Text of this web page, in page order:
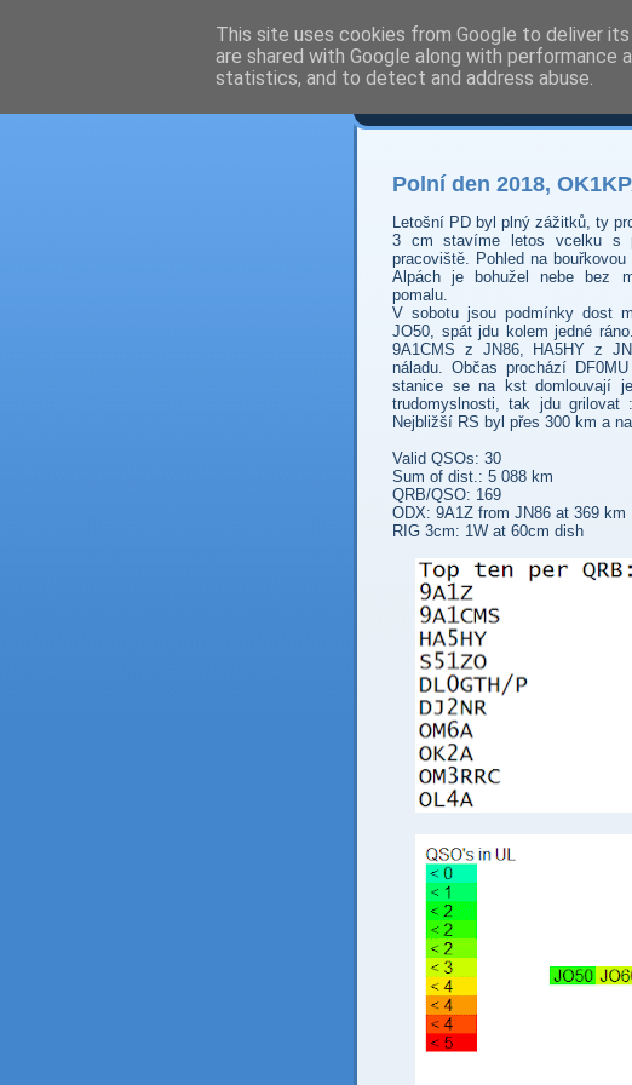
Prdec -
Polní den 2018,
Letošní PD byl plný zážitků, ty
3 cm stavíme letos vcelku s
pracoviště. Pohled na
Alpách je bohužel nebe bez
pomalu.
V sobotu jsou podmínky dost
JO50, spát jdu kolem jedné
9A1CMS z JN86, HA5HY z
náladu. Občas prochází
stanice se na kst domlouvají
trudomyslnosti, tak jdu
Nejbližší RS byl přes 300 km a
Valid QSOs: 30
Sum of dist.: 5 088 km
QRB/QSO: 169
ODX: 9A1Z from JN86 at 369 km
RIG 3cm: 1W at 60cm dish
This site uses cookies from Google to deliver
are shared with Google along with
statistics, and to detect and address abuse.